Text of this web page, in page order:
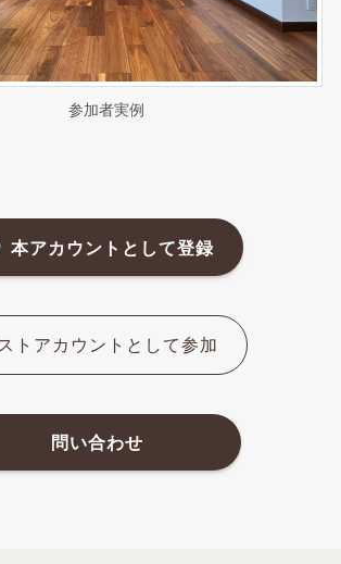
参加者実例
本アカウントとして登録
トアカウントとして参加
問い合わせ